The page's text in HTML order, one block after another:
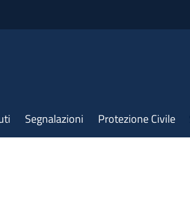
Segnalazioni Protezione Civile